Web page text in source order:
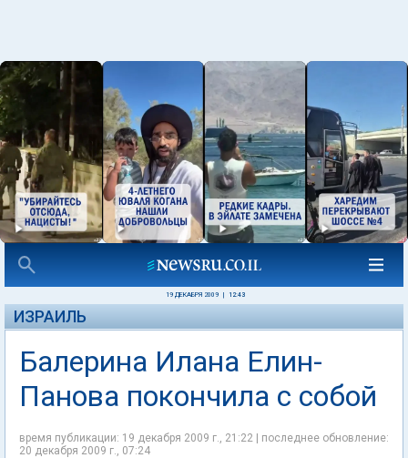
19 ДЕКАБРЯ 2009 12:43
ИЗРАИЛЬ
Балерина Илана Елин-
Панова покончила с собой
время публикации: 19 декабря 2009 г., 21:22 | последнее обновление:
20 декабря 2009 г., 07:24